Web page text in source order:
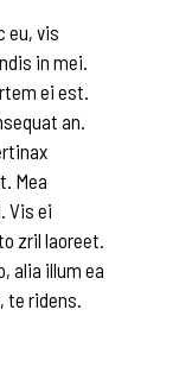
eu, vis
in mei.
ei est.
an.
Mea
Vis ei
zril laoreet.
alia illum ea
te ridens.